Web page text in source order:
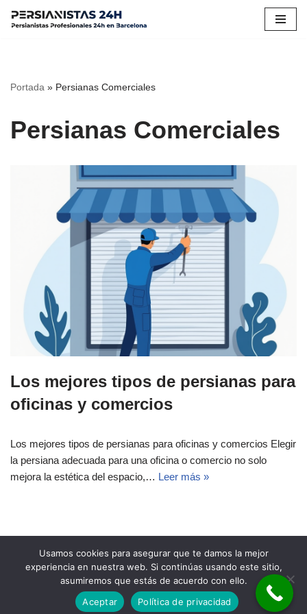
Portada » Persianas Comerciales
Persianas Comerciales
Los mejores tipos de persianas para
oficinas y comercios
Los mejores tipos de persianas para oficinas y comercios Elegir
la persiana adecuada para una oficina o comercio no solo
mejora la estética del espacio,… Leer más »
Neve| Funciona gracias aWordPress
Usamos cookies para asegurar que te damos la mejor
experiencia en nuestra web. Si continúas usando este sitio,
asumiremos que estás de acuerdo con ello.
Aceptar
Política de privacidad